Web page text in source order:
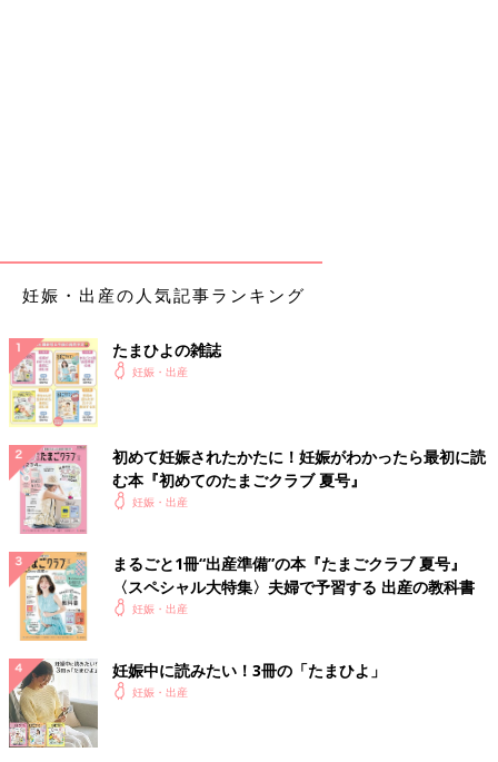
妊娠・出産の人気記事ランキング
たまひよの雑誌
妊娠・出産
初めて妊娠されたかたに！妊娠がわかったら最初に読
む本『初めてのたまごクラブ 夏号』
妊娠・出産
まるごと1冊“出産準備”の本『たまごクラブ 夏号』
〈スペシャル大特集〉夫婦で予習する 出産の教科書
妊娠・出産
妊娠中に読みたい！3冊の「たまひよ」
妊娠・出産